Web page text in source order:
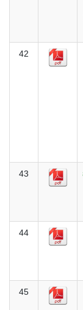
42
43
44
45